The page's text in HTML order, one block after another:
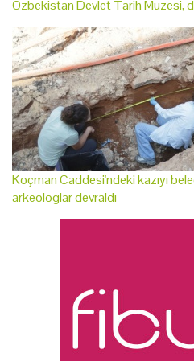
Özbekistan Devlet Tarih Müzesi,
Koçman Caddesi'ndeki kazıyı
arkeologlar devraldı